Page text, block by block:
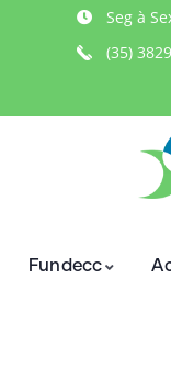
Seg à
(35)
Fundecc